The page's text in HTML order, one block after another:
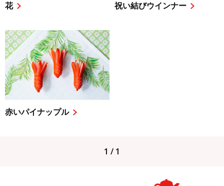
花 祝い結びウインナー
赤いパイナップル
1 / 1